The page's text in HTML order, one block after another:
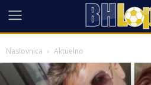
Naslovnica Aktuelno